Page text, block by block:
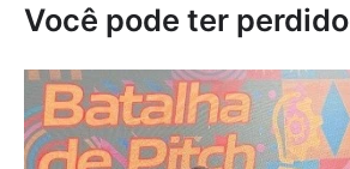
Você pode ter perdido